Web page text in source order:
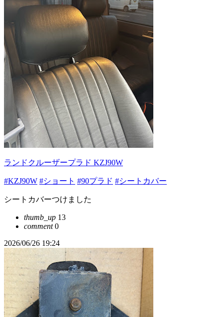
ランドクルーザープラド KZJ90W
#KZJ90W #ショート #90プラド #シートカバー
シートカバーつけました
thumb_up 13
comment0
2026/06/26 19:24